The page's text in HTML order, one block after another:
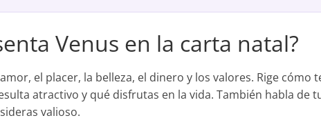
Venus en la carta natal?
el placer, la belleza, el dinero y los valores. Rige cómo
atractivo y qué disfrutas en la vida. También habla de
valioso.